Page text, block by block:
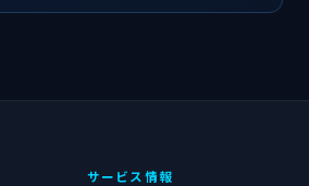
サービス情報